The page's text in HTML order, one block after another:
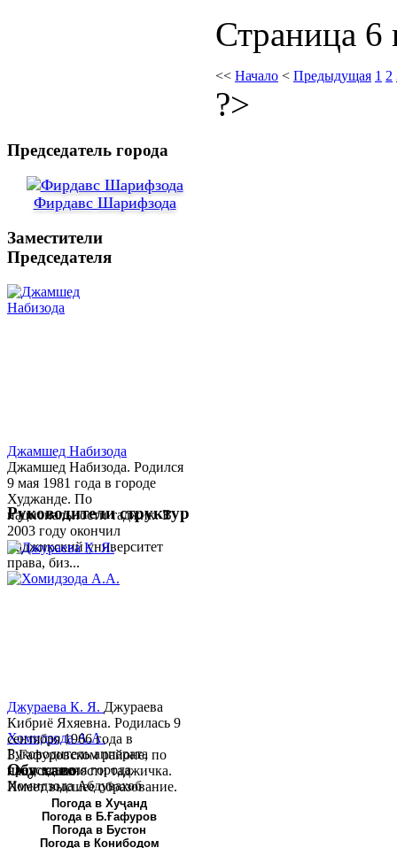
Страница 6
<< Начало < Предыдущая 1 2
?>
Председатель города
Фирдавс Шарифзода
Заместители
Председателя
Джамшед Набизода
Джамшед Набизода. Родился
9 мая 1981 года в городе
Худжанде. По
национальности таджик. В
2003 году окончил
Таджикский университет
права, биз...
Хомидзода А.А.
Руководитель аппарата
председателя города
Хомидзода Абдувахоб
Абдумаджид родился 8
июня 1978 года в городе
Худжанде. По
Руководители структур
Джураева К. Я. Джураева
Кибриё Яхяевна. Родилась 9
сентября 1966 года в
Б.Гафуровском районе, по
национальности таджичка.
Имеет высшее образование.
В 1997 ...
Обу хаво
Погода в Хуҷанд
Погода в Б.Ғафуров
Погода в Бустон
Погода в Конибодом